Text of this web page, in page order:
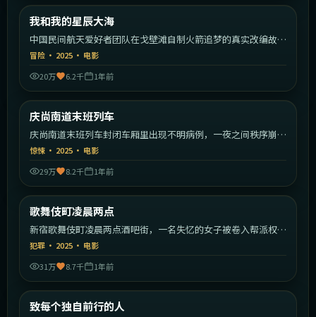
最新
我和我的星辰大海
中国民间航天爱好者团队在戈壁滩自制火箭追梦的真实改编故
事。
冒险 · 2025 · 电影
20万
6.2千 1年前
最新
庆尚南道末班列车
庆尚南道末班列车封闭车厢里出现不明病例，一夜之间秩序崩
塌。
惊悚 · 2025 · 电影
29万
8.2千 1年前
最新
歌舞伎町凌晨两点
新宿歌舞伎町凌晨两点酒吧街，一名失忆的女子被卷入帮派权力
斗争。
犯罪 · 2025 · 电影
31万
8.7千 1年前
最新
致每个独自前行的人